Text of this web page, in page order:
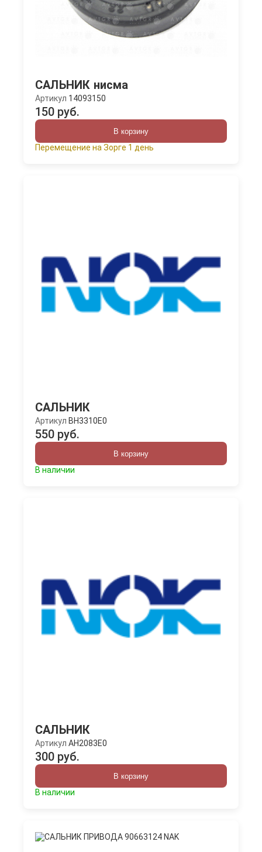
САЛЬНИК нисма
Артикул 14093150
150 руб.
В корзину
Перемещение на Зорге 1 день
САЛЬНИК
Артикул BH3310E0
550 руб.
В корзину
В наличии
САЛЬНИК
Артикул AH2083E0
300 руб.
В корзину
В наличии